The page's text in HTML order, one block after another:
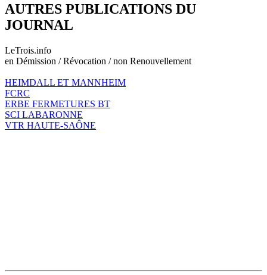
AUTRES PUBLICATIONS DU
JOURNAL
LeTrois.info
en Démission / Révocation / non Renouvellement
HEIMDALL ET MANNHEIM
FCRC
ERBE FERMETURES BT
SCI LABARONNE
VTR HAUTE-SAÔNE